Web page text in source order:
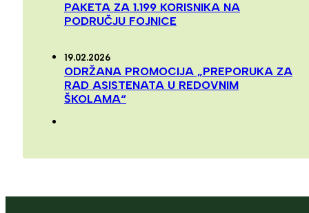
PAKETA ZA 1.199 KORISNIKA NA
PODRUČJU FOJNICE
19.02.2026
ODRŽANA PROMOCIJA „PREPORUKA ZA
RAD ASISTENATA U REDOVNIM
ŠKOLAMA“